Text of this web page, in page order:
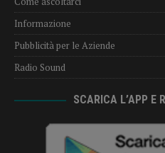
Informazione
Pubblicità per le Aziende
Radio Sound
SCARICA L’APP E